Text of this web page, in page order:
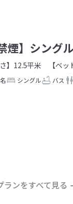
煙】シングル
さ】12.5平米 【ベ
シングル バス
ランをすべて見る